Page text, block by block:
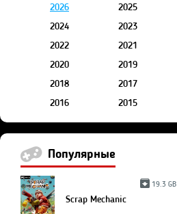
2026
2025
2024
2023
2022
2021
2020
2019
2018
2017
2016
2015
Популярные
19.3 GB
Scrap Mechanic